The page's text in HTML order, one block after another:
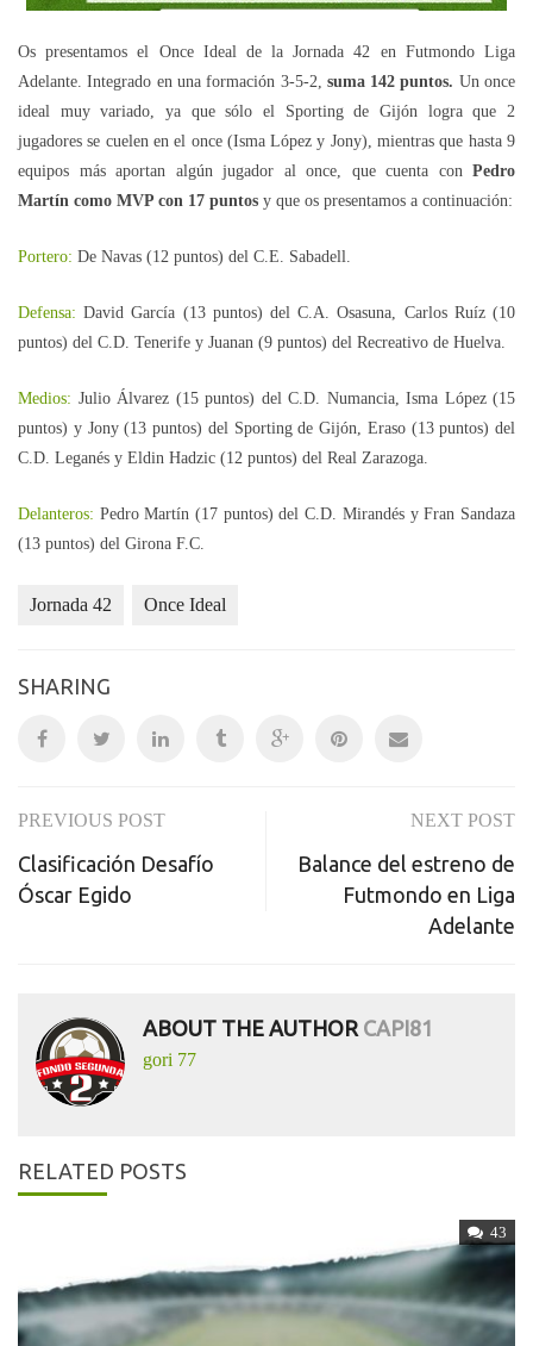
Os presentamos el Once Ideal de la Jornada 42 en Futmondo Liga
Adelante. Integrado en una formación 3-5-2, suma 142 puntos. Un once
ideal muy variado, ya que sólo el Sporting de Gijón logra que 2
jugadores se cuelen en el once (Isma López y Jony), mientras que hasta 9
equipos más aportan algún jugador al once, que cuenta con Pedro
Martín como MVP con 17 puntos y que os presentamos a continuación:
Portero: De Navas (12 puntos) del C.E. Sabadell.
Defensa: David García (13 puntos) del C.A. Osasuna, Carlos Ruíz (10
puntos) del C.D. Tenerife y Juanan (9 puntos) del Recreativo de Huelva.
Medios: Julio Álvarez (15 puntos) del C.D. Numancia, Isma López (15
puntos) y Jony (13 puntos) del Sporting de Gijón, Eraso (13 puntos) del
C.D. Leganés y Eldin Hadzic (12 puntos) del Real Zarazoga.
Delanteros: Pedro Martín (17 puntos) del C.D. Mirandés y Fran Sandaza
(13 puntos) del Girona F.C.
Jornada 42 Once Ideal
SHARING
Post
navigation
PREVIOUS POST
Clasificación Desafío
Óscar Egido
NEXT POST
Balance del estreno de
Futmondo en Liga
Adelante
ABOUT THE AUTHOR CAPI81
gori 77
RELATED POSTS
43